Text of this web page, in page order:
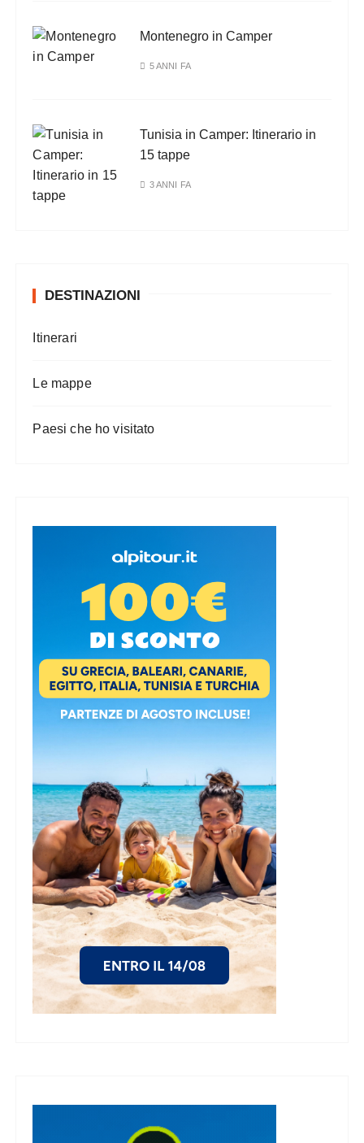
Montenegro in Camper
5 ANNI FA
Tunisia in Camper: Itinerario in
15 tappe
3 ANNI FA
DESTINAZIONI
Itinerari
Le mappe
Paesi che ho visitato